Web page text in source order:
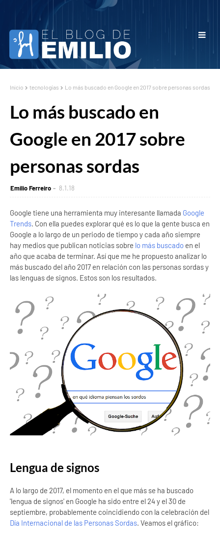
Inicio tecnologías Lo más buscado en Google en 2017 sobre personas sordas
Lo más buscado en
Google en 2017 sobre
personas sordas
Emilio Ferreiro 8.1.18
Google tiene una herramienta muy interesante llamada Google
Trends. Con ella puedes explorar qué es lo que la gente busca en
Google a lo largo de un periodo de tiempo y cada año siempre
hay medios que publican noticias sobre lo más buscado en el
año que acaba de terminar. Así que me he propuesto analizar lo
más buscado del año 2017 en relación con las personas sordas y
las lenguas de signos. Estos son los resultados.
Lengua de signos
A lo largo de 2017, el momento en el que más se ha buscado
'lengua de signos' en Google ha sido entre el 24 y el 30 de
septiembre, probablemente coincidiendo con la celebración del
Día Internacional de las Personas Sordas. Veamos el gráfico: